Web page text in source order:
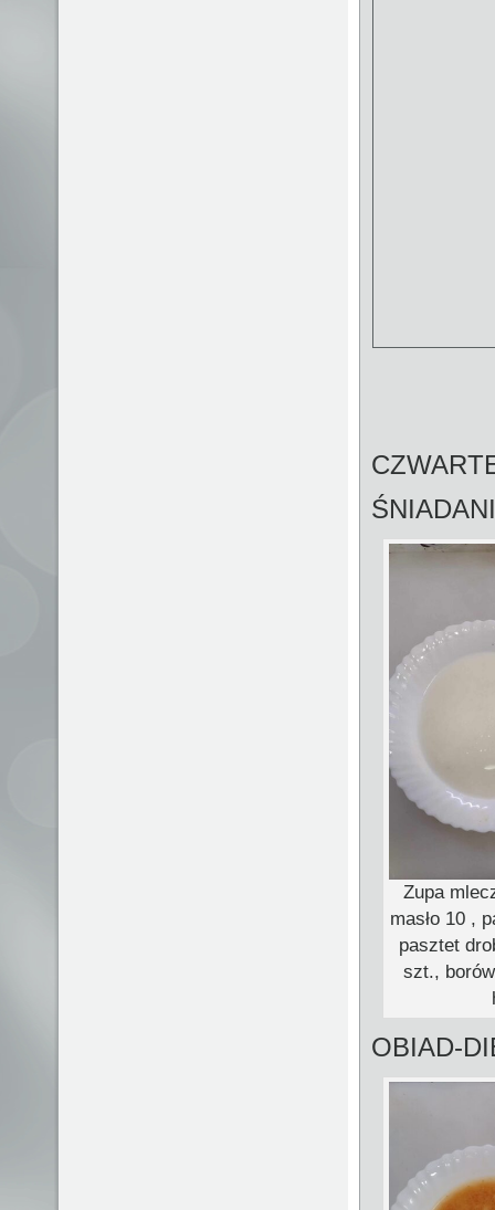
Zupa
masło 10 ,
pasztet
szt.,
OBIAD-